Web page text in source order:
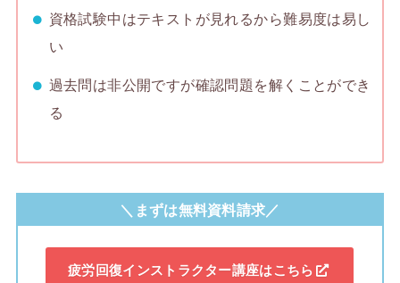
資格試験中はテキストが見れるから難易度は易し
い
過去問は非公開ですが確認問題を解くことができ
る
＼まずは無料資料請求／
疲労回復インストラクター講座はこちら